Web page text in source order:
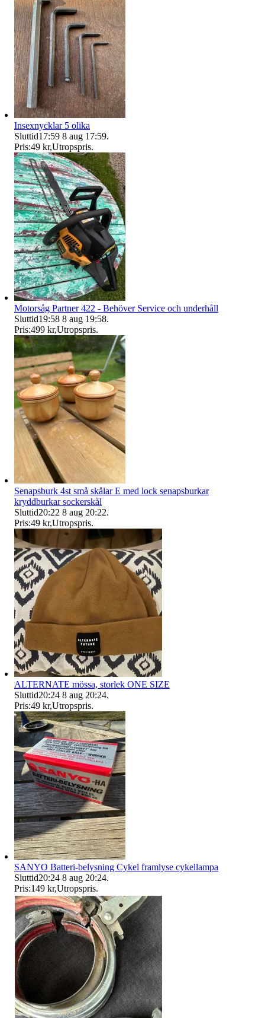
Insexnycklar 5 olika
Sluttid17:59 8 aug 17:59.
Pris:49 kr,Utropspris.
Motorsåg Partner 422 - Behöver Service och underhåll
Sluttid19:58 8 aug 19:58.
Pris:499 kr,Utropspris.
Senapsburk 4st små skålar E med lock senapsburkar
kryddburkar sockerskål
Sluttid20:22 8 aug 20:22.
Pris:49 kr,Utropspris.
ALTERNATE mössa, storlek ONE SIZE
Sluttid20:24 8 aug 20:24.
Pris:49 kr,Utropspris.
SANYO Batteri-belysning Cykel framlyse cykellampa
Sluttid20:24 8 aug 20:24.
Pris:149 kr,Utropspris.